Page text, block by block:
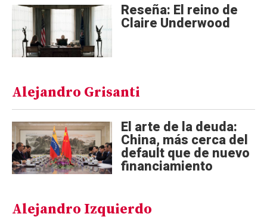
Reseña: El reino de
Claire Underwood
Alejandro Grisanti
El arte de la deuda:
China, más cerca del
default que de nuevo
financiamiento
Alejandro Izquierdo